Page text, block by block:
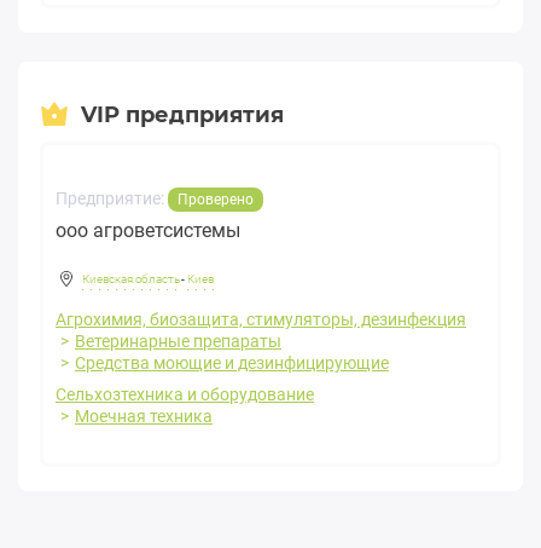
VIP предприятия
Предприятие: Проверено
ооо агроветсистемы
Киевская область- Киев
Агрохимия, биозащита, стимуляторы, дезинфекция
Ветеринарные препараты
Средства моющие и дезинфицирующие
Сельхозтехника и оборудование
Моечная техника